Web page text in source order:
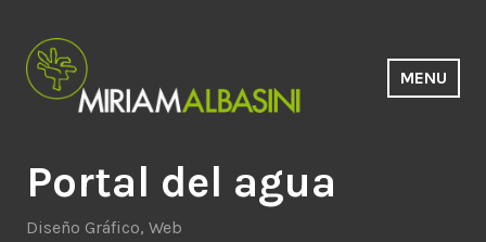
contenido
Estudio Miriam Albasini
MENU
Portal del agua
Diseño Gráfico, Web